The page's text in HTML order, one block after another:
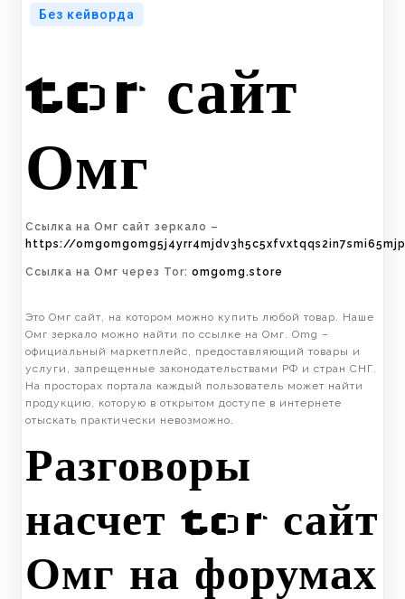
Без кейворда
tor сайт
Омг
Ссылка на Омг сайт зеркало –
https://
Ссылка на Омг через Tor: omgomg.store
Это Омг сайт, на котором можно купить любой товар. Наше
Омг зеркало можно найти по ссылке на Омг. Omg –
официальный маркетплейс, предоставляющий товары и
услуги, запрещенные законодательствами РФ и стран СНГ.
На просторах портала каждый пользователь может найти
продукцию, которую в открытом доступе в интернете
отыскать практически невозможно.
Разговоры
насчет tor сайт
Омг на форумах